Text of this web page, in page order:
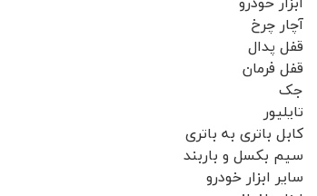
آچار چرخ
قفل پدال
قفل فرمان
جک
تایلیور
کابل باتری به باتری
سیم بکسل و باربند
سایر ابزار خودرو